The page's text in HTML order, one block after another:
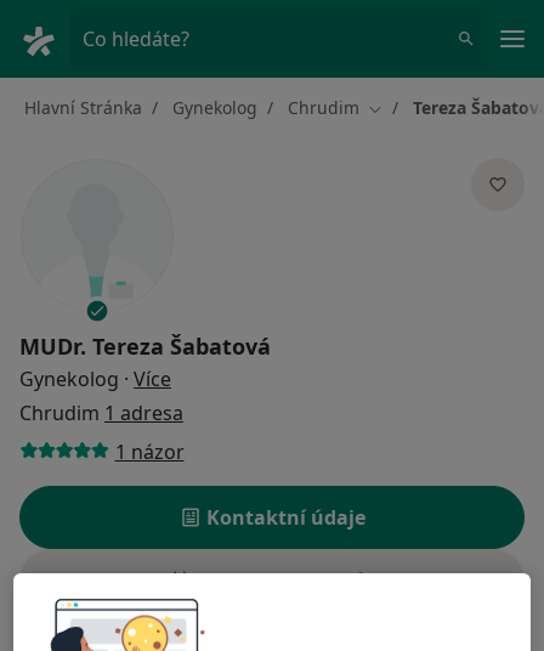
Co hledáte?
Hlavní Stránka Gynekolog Chrudim Změna města
Tereza
MUDr. Tereza Šabatová
Gynekolog · Více
Chrudim 1 adresa
1 názor
Kontaktní údaje
Rezervovat termín